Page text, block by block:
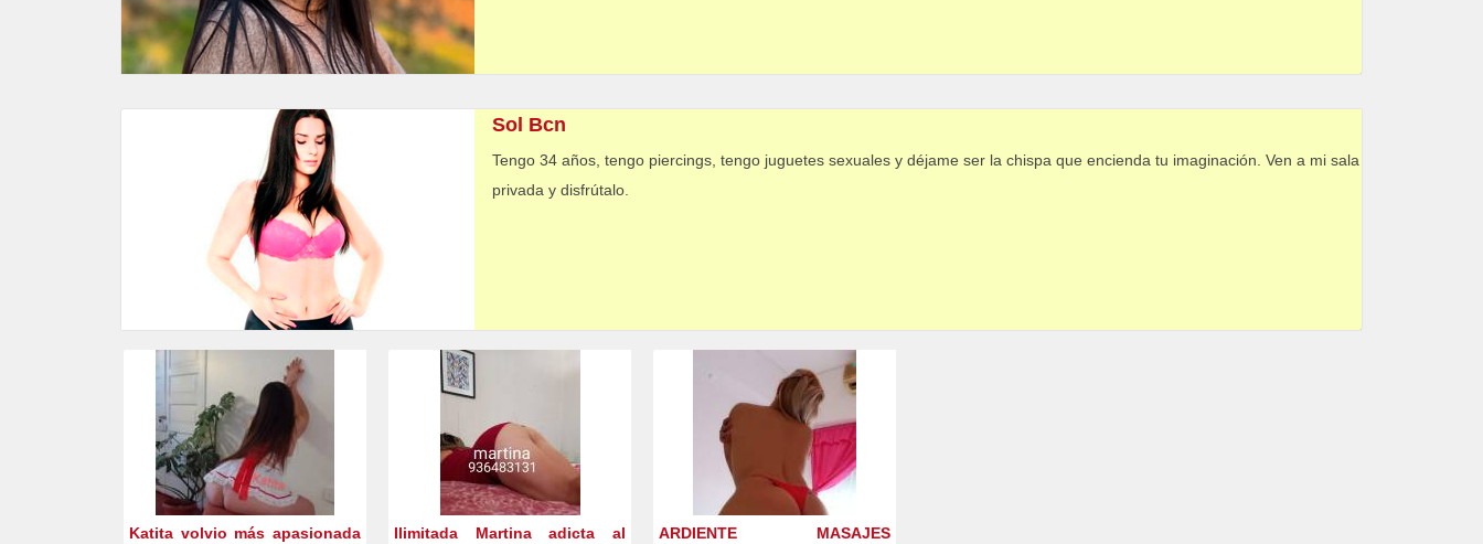
Sol Bcn
Tengo 34 años, tengo piercings, tengo juguetes sexuales y déjame ser la chispa que encienda tu imaginación. Ven a mi sala
privada y disfrútalo.
Katita volvio más apasionada
Ilimitada Martina adicta al
ARDIENTE MASAJES